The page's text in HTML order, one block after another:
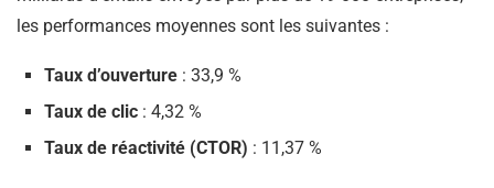
les performances moyennes sont les suivantes :​
Taux d’ouverture : 33,9 %
Taux de clic : 4,32 %
Taux de réactivité (CTOR) : 11,37 %